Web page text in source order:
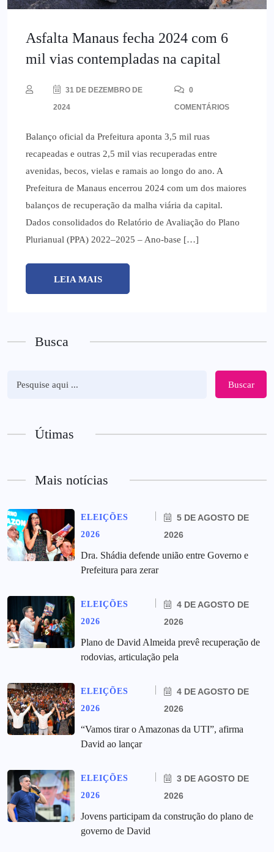
Asfalta Manaus fecha 2024 com 6
mil vias contempladas na capital
31 DE DEZEMBRO DE
2024
0
COMENTÁRIOS
Balanço oficial da Prefeitura aponta 3,5 mil ruas
recapeadas e outras 2,5 mil vias recuperadas entre
avenidas, becos, vielas e ramais ao longo do ano. A
Prefeitura de Manaus encerrou 2024 com um dos maiores
balanços de recuperação da malha viária da capital.
Dados consolidados do Relatório de Avaliação do Plano
Plurianual (PPA) 2022–2025 – Ano-base […]
LEIA MAIS
Busca
Buscar
Útimas
Mais notícias
ELEIÇÕES
2026
5 DE AGOSTO DE
2026
Dra. Shádia defende união entre Governo e
Prefeitura para zerar
ELEIÇÕES
2026
4 DE AGOSTO DE
2026
Plano de David Almeida prevê recuperação de
rodovias, articulação pela
ELEIÇÕES
2026
4 DE AGOSTO DE
2026
“Vamos tirar o Amazonas da UTI”, afirma
David ao lançar
ELEIÇÕES
2026
3 DE AGOSTO DE
2026
Jovens participam da construção do plano de
governo de David